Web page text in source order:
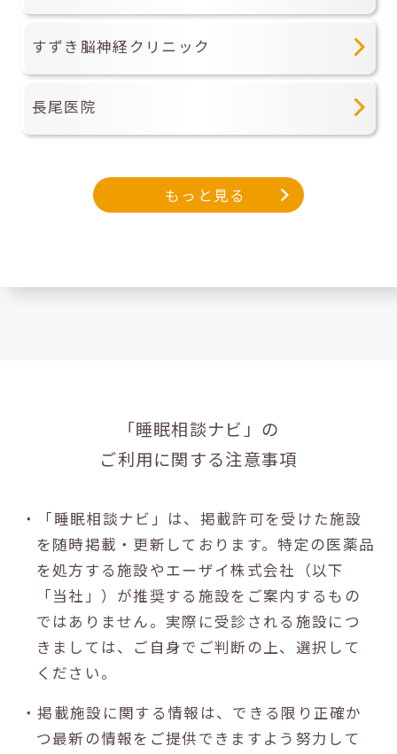
すずき脳神経クリニック
長尾医院
もっと見る
「睡眠相談ナビ」の
ご利用に関する注意事項
・「睡眠相談ナビ」は、掲載許可を受けた施設
を随時掲載・更新しております。特定の医薬品
を処方する施設やエーザイ株式会社（以下
「当社」）が推奨する施設をご案内するもの
ではありません。実際に受診される施設につ
きましては、ご自身でご判断の上、選択して
ください。
・掲載施設に関する情報は、できる限り正確か
つ最新の情報をご提供できますよう努力して